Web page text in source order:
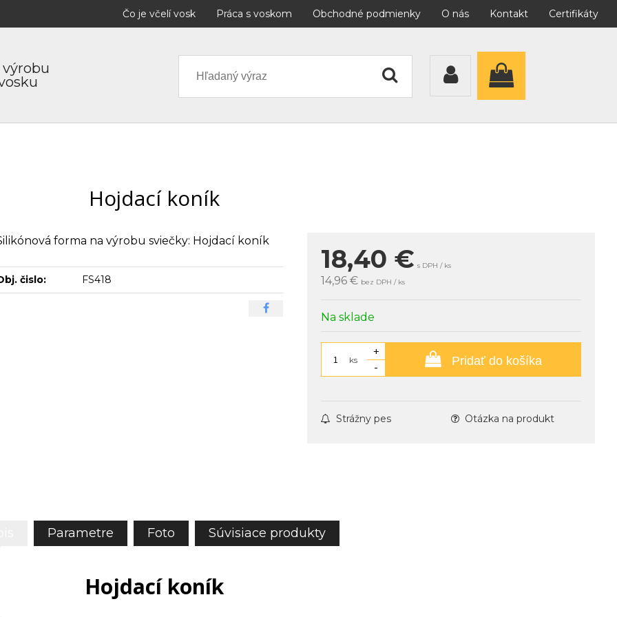
Čo je včelí vosk Práca s voskom Obchodné podmienky O nás Kontakt Certifikáty
Hojdací koník
18,40 € s DPH / ks
14,96 € bez DPH / ks
Na sklade
ks
+
-
Pridať do košíka
Strážny pes Otázka na produkt
forma na výrobu sviečky: Hojdací koník
čislo: FS418
Parametre Foto Súvisiace produkty
Hojdací koník